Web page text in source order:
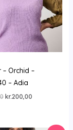
– Orchid –
– Adia
Den
kr.399,00.
kr.200,00Den
kr.200,00.